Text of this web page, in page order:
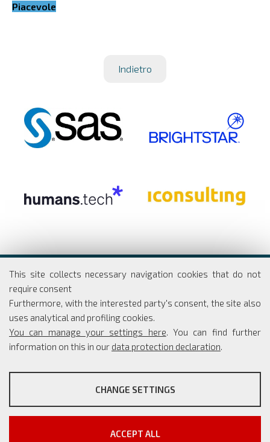
This site collects necessary navigation cookies that do not
require consent
Furthermore, with the interested party's consent, the site also
uses analytical and profiling cookies.
You can manage your settings here. You can find further
information on this in our data protection declaration.
PROFILING COOKIES
CHANGE SETTINGS
ACCEPT ALL
Piacevole
Indietro
Università degli studi di Roma
Via Columbia, 2
00133 Roma
Segreteria: Simona Rippo
Phone: +39 06 7259 5765/66
info@master-cesma.uniroma2.it
segreteria@master-cesma.uniroma2.it